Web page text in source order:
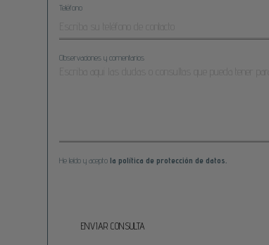
Teléfono
Observaciones y comentarios
He leído y acepto la política de protección de datos.
ENVIAR CONSULTA